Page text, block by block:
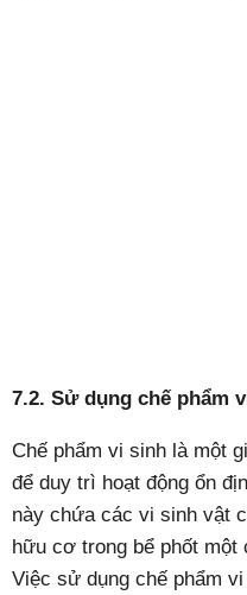
7.2. Sử dụng chế phẩm
Chế phẩm vi sinh là một
để duy trì hoạt động ổn
này chứa các vi sinh vật
hữu cơ trong bể phốt một
Việc sử dụng chế phẩm